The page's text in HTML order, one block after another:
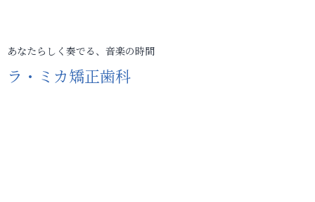
あなたらしく奏でる、音楽の時間
ラ・ミカ矯正歯科